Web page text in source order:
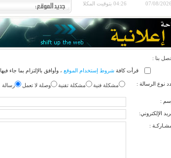
04:26 بتوقيت المكلا
بنا :
قرأت كافة شروط إستخدام الموقع ، وأوافق بالإلتزام بما جاء فيها
نوع الرسالة : مشكلة فنية مشكلة تقنية وصلة لا تعمل رسالة
:
الإلكتروني:
: